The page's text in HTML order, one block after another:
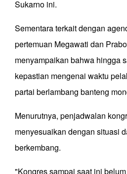
Sukarno ini.
Sementara terkait dengan
pertemuan Megawati dan
menyampaikan bahwa hingga
kepastian mengenai waktu
partai berlambang banteng
Menurutnya, penjadwalan
menyesuaikan dengan situasi
berkembang.
"Kongres sampai saat ini